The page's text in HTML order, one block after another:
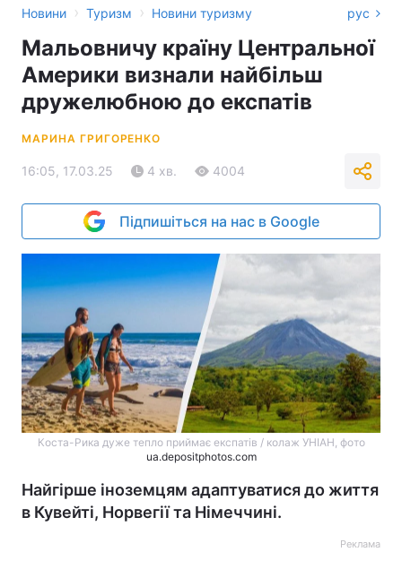
Новини › Туризм › Новини туризму рус
Мальовничу країну Центральної
Америки визнали найбільш
дружелюбною до експатів
МАРИНА ГРИГОРЕНКО
16:05, 17.03.25 4 хв. 4004
Підпишіться на нас в Google
Коста-Рика дуже тепло приймає експатів / колаж УНІАН, фото
ua.depositphotos.com
Найгірше іноземцям адаптуватися до життя
в Кувейті, Норвегії та Німеччині.
Реклама